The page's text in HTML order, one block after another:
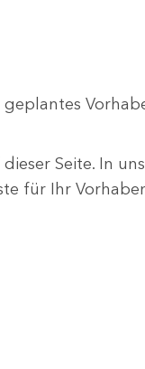
Seite. In
für Ihr